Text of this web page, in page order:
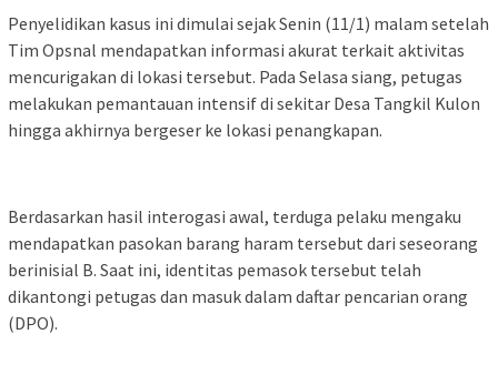
Penyelidikan kasus ini dimulai sejak Senin (11/1) malam setelah
Tim Opsnal mendapatkan informasi akurat terkait aktivitas
mencurigakan di lokasi tersebut. Pada Selasa siang, petugas
melakukan pemantauan intensif di sekitar Desa Tangkil Kulon
hingga akhirnya bergeser ke lokasi penangkapan.
Berdasarkan hasil interogasi awal, terduga pelaku mengaku
mendapatkan pasokan barang haram tersebut dari seseorang
berinisial B. Saat ini, identitas pemasok tersebut telah
dikantongi petugas dan masuk dalam daftar pencarian orang
(DPO).